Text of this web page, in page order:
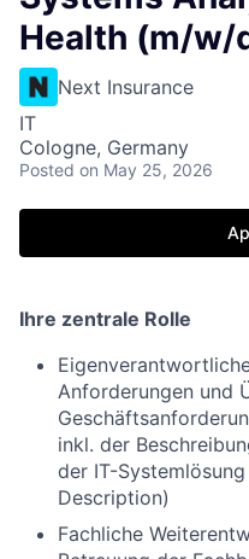
Health (m/w/
Next Insurance
IT
Cologne, Germany
Posted on May 25, 2026
Ihre zentrale Rolle
Anforderungen und
inkl. der
der IT-
Description)
Fachliche